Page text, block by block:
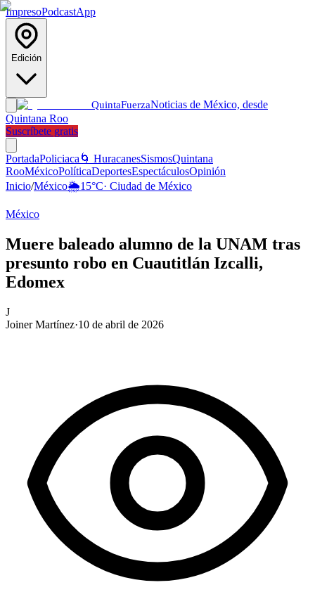
ImpresoPodcastApp
Edición
QuintaFuerzaNoticias de México, desde
Quintana Roo
Suscríbete gratis
PortadaPoliciaca 🌀 HuracanesSismosQuintana
RooMéxicoPolíticaDeportesEspectáculosOpinión
Inicio/México🌦️15°C· Ciudad de México
México
Muere baleado alumno de la UNAM tras
presunto robo en Cuautitlán Izcalli,
Edomex
J
Joiner Martínez·10 de abril de 2026